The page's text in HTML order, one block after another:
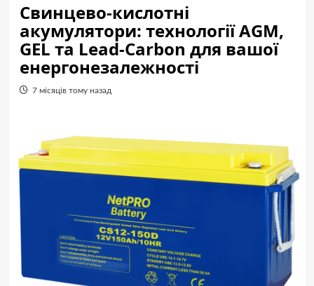
Свинцево-кислотні
акумулятори: технології AGM,
GEL та Lead-Carbon для вашої
енергонезалежності
7 місяців тому назад